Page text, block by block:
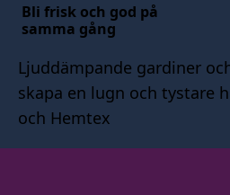
Bli frisk och god på
samma gång
Ljuddämpande gardiner
skapa en lugn och tystare
och Hemtex